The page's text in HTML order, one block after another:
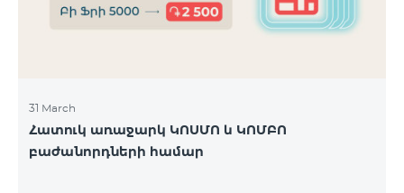
31 March
Հատուկ առաջարկ ԿՈՍՄՈ և ԿՈՄԲՈ
բաժանորդների համար